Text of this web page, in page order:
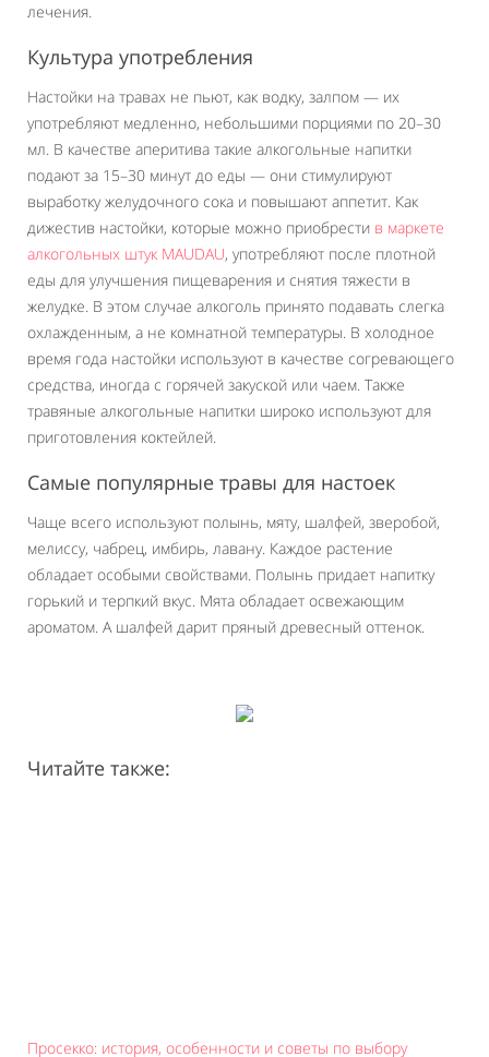
лечения.
Культура употребления
Настойки на травах не пьют, как водку, залпом — их
употребляют медленно, небольшими порциями по 20–30
мл. В качестве аперитива такие алкогольные напитки
подают за 15–30 минут до еды — они стимулируют
выработку желудочного сока и повышают аппетит. Как
дижестив настойки, которые можно приобрести в маркете
алкогольных штук MAUDAU, употребляют после плотной
еды для улучшения пищеварения и снятия тяжести в
желудке. В этом случае алкоголь принято подавать слегка
охлажденным, а не комнатной температуры. В холодное
время года настойки используют в качестве согревающего
средства, иногда с горячей закуской или чаем. Также
травяные алкогольные напитки широко используют для
приготовления коктейлей.
Самые популярные травы для настоек
Чаще всего используют полынь, мяту, шалфей, зверобой,
мелиссу, чабрец, имбирь, лавану. Каждое растение
обладает особыми свойствами. Полынь придает напитку
горький и терпкий вкус. Мята обладает освежающим
ароматом. А шалфей дарит пряный древесный оттенок.
Читайте также:
Просекко: история, особенности и советы по выбору